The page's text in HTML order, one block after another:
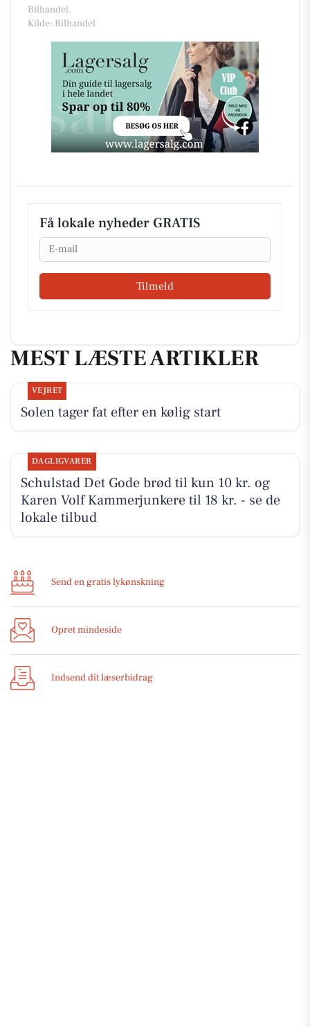
Bilhandel.
Kilde: Bilhandel
Få lokale nyheder GRATIS
Email
Tilmeld
MEST LÆSTE ARTIKLER
VEJRET
Solen tager fat efter en kølig start
DAGLIGVARER
Schulstad Det Gode brød til kun 10 kr. og
Karen Volf Kammerjunkere til 18 kr. - se de
lokale tilbud
Send en gratis lykønskning
Opret mindeside
Indsend dit læserbidrag